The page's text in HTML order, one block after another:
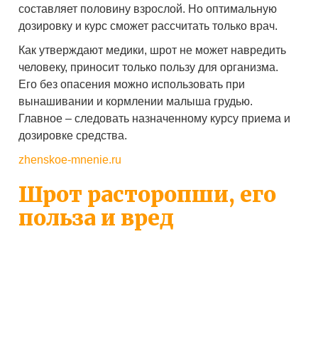
составляет половину взрослой. Но оптимальную
дозировку и курс сможет рассчитать только врач.
Как утверждают медики, шрот не может навредить
человеку, приносит только пользу для организма.
Его без опасения можно использовать при
вынашивании и кормлении малыша грудью.
Главное – следовать назначенному курсу приема и
дозировке средства.
zhenskoe-mnenie.ru
Шрот расторопши, его
польза и вред